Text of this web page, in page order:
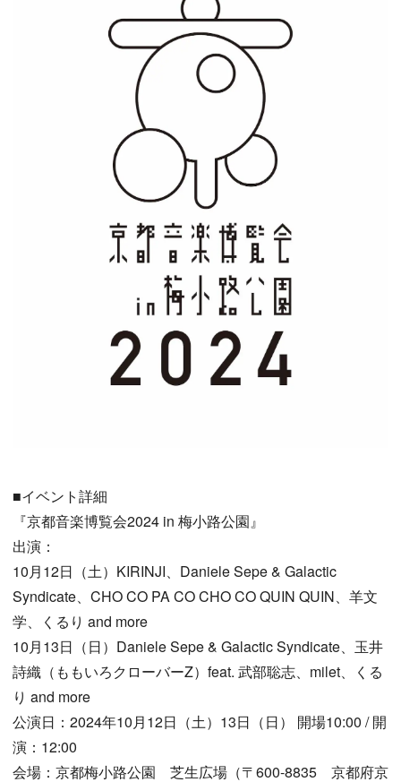
■イベント詳細
『京都音楽博覧会2024 in 梅小路公園』
出演：
10月12日（土）KIRINJI、Daniele Sepe & Galactic
Syndicate、CHO CO PA CO CHO CO QUIN QUIN、羊文
学、くるり and more
10月13日（日）Daniele Sepe & Galactic Syndicate、玉井
詩織（ももいろクローバーZ）feat. 武部聡志、milet、くる
り and more
公演日：2024年10月12日（土）13日（日） 開場10:00 / 開
演：12:00
会場：京都梅小路公園 芝生広場（〒600-8835 京都府京